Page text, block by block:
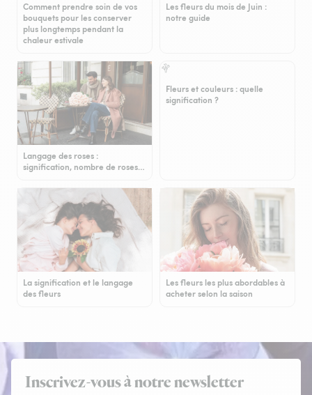
Comment prendre soin de vos
bouquets pour les conserver
plus longtemps pendant la
chaleur estivale
Les fleurs du mois de Juin :
notre guide
Langage des roses :
signification, nombre de roses…
Fleurs et couleurs : quelle
signification ?
La signification et le langage
des fleurs
Les fleurs les plus abordables à
acheter selon la saison
Inscrivez-vous à notre newsletter